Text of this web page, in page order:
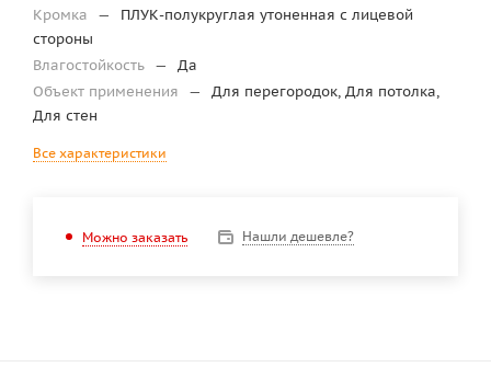
Кромка
—
ПЛУК-полукруглая утоненная с лицевой
стороны
Влагостойкость —
Да
Объект применения
—
Для перегородок, Для потолка,
Для стен
Все характеристики
Можно заказать Нашли дешевле?